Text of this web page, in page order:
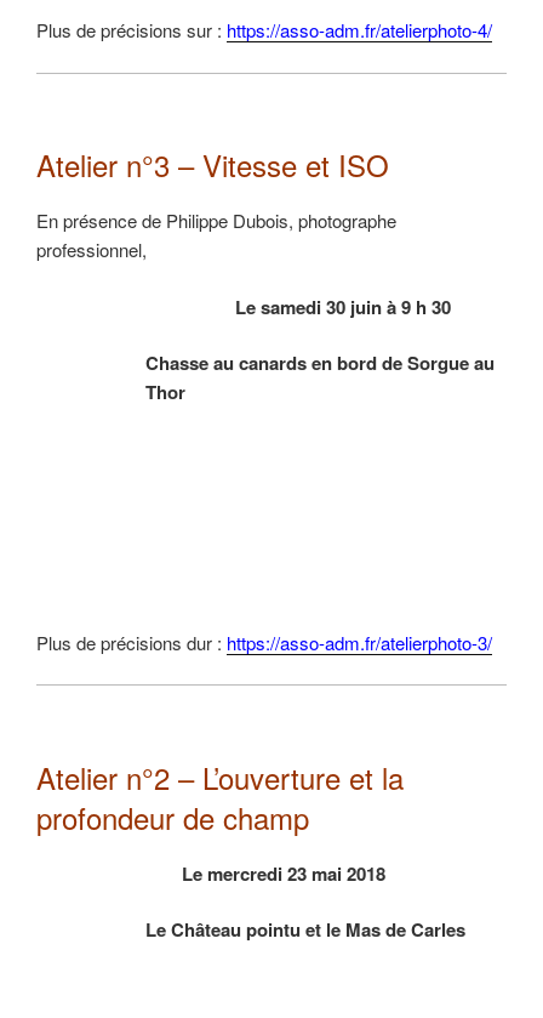
Plus de précisions sur : https://asso-adm.fr/atelierphoto-4/
Atelier n°3 – Vitesse et ISO
En présence de Philippe Dubois, photographe
professionnel,
Le samedi 30 juin à 9 h 30
Chasse au canards en bord de Sorgue au
Thor
Plus de précisions dur : https://asso-adm.fr/atelierphoto-3/
Atelier n°2 – L’ouverture et la
profondeur de champ
Le mercredi 23 mai 2018
Le Château pointu et le Mas de Carles